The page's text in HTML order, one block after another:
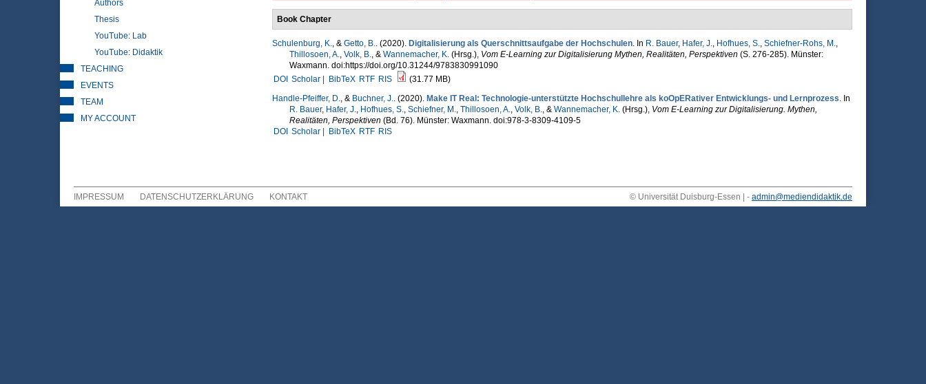
Book Chapter
Schulenburg, K., & Getto, B.. (2020). Digitalisierung als Querschnittsaufgabe der Hochschulen. In R. Bauer, Hafer, J., Hofhues, S., Schiefner-Rohs, M.,
Thillosoen, A., Volk, B., & Wannemacher, K.(Hrsg.), Vom E-Learning zur Digitalisierung Mythen, Realitäten, Perspektiven (S. 276-285). Münster:
Waxmann. doi:https://doi.org/10.31244/9783830991090
DOI Scholar | BibTeX RTF RIS
(31.77 MB)
Handle-Pfeiffer, D., & Buchner, J.. (2020). Make IT Real: Technologie-unterstützte Hochschullehre als koOpERativer Entwicklungs- und Lernprozess. In
R. Bauer, Hafer, J., Hofhues, S., Schiefner, M., Thillosoen, A., Volk, B., & Wannemacher, K.(Hrsg.), Vom E-Learning zur Digitalisierung. Mythen,
Realitäten, Perspektiven (Bd. 76). Münster: Waxmann. doi:978-3-8309-4109-5
DOI Scholar | BibTeX RTF RIS
Authors
Thesis
YouTube: Lab
YouTube: Didaktik
TEACHING
EVENTS
TEAM
MY ACCOUNT
IMPRESSUM DATENSCHUTZERKLÄRUNG KONTAKT © Universität Duisburg-Essen | - admin@mediendidaktik.de